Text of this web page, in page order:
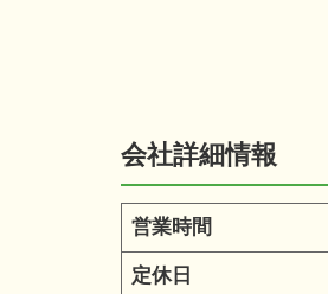
会社詳細情報
営業時間
定休日